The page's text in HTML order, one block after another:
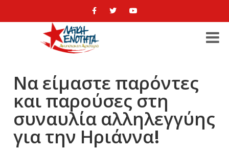
Να είμαστε παρόντες
και παρούσες στη
συναυλία αλληλεγγύης
για την Ηριάννα!